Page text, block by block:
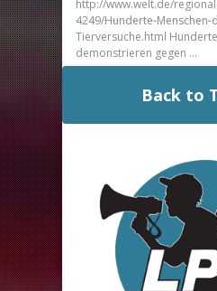
http://www.welt.de/
4249/Hunderte-
Tierversuche.html
demonstrieren gegen …
Back to